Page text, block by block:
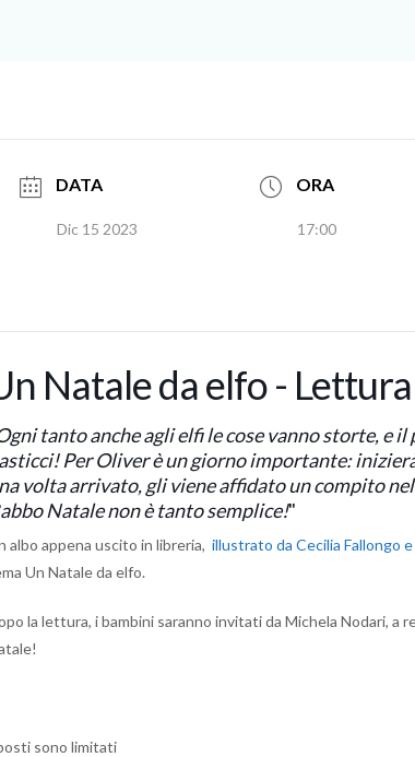
DATA
Dic 15 2023
ORA
17:00
Natale da elfo -
tanto anche agli elfi le cose vanno storte, e
Per Oliver è un giorno importante:
volta arrivato, gli viene affidato un compito
Natale non è tanto semplice!"
albo appena uscito in libreria, illustrato da Cecilia Fallongo
Un Natale da elfo.
la lettura, i bambini saranno invitati da Michela Nodari, a
sono limitati